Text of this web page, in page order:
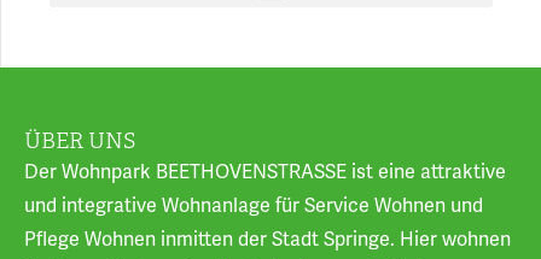
ÜBER UNS
Der Wohnpark BEETHOVENSTRASSE ist eine attraktive
und integrative Wohnanlage für Service Wohnen und
Pflege Wohnen inmitten der Stadt Springe. Hier wohnen